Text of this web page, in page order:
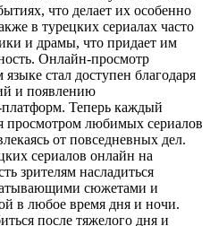
что делает их особенно
в турецких сериалах часто
и драмы, что придает им
Онлайн-просмотр
стал доступен благодаря
и появлению
Теперь каждый
просмотром любимых сериалов
от повседневных дел.
сериалов онлайн на
зрителям насладиться
сюжетами и
в любое время дня и ночи.
после тяжелого дня и